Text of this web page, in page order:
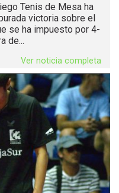
Tenis de Mesa ha
victoria sobre el
se ha impuesto por 4-
de...
Ver noticia completa